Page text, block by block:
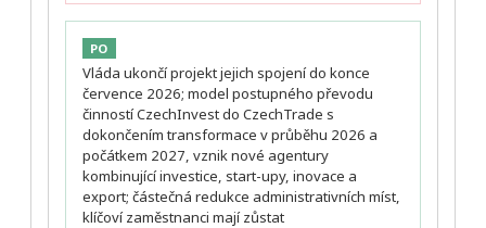
PO
Vláda ukončí projekt jejich spojení do konce
července 2026; model postupného převodu
činností CzechInvest do CzechTrade s
dokončením transformace v průběhu 2026 a
počátkem 2027, vznik nové agentury
kombinující investice, start-upy, inovace a
export; částečná redukce administrativních míst,
klíčoví zaměstnanci mají zůstat